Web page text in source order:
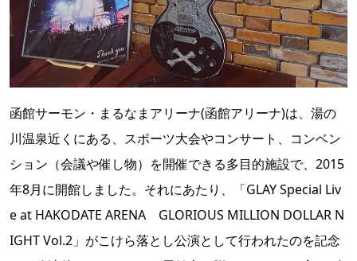
函館サーモン・まるなまアリーナ(函館アリーナ)は、湯の
川温泉近くにある、スポーツ大会やコンサート、コンベン
ション（会議や催し物）を開催できる多目的施設で、2015
年8月に開館しました。それにあたり、「GLAY Special Liv
e at HAKODATE ARENA GLORIOUS MILLION DOLLAR N
IGHT Vol.2」がこけら落とし公演として行われたのを記念